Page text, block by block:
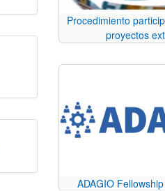
Procedimiento
proyectos
ADAGIO